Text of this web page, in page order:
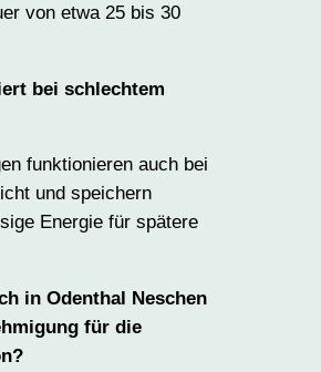
von etwa 25 bis 30
bei schlechtem
funktionieren auch bei
und speichern
Energie für spätere
in Odenthal Neschen
für die